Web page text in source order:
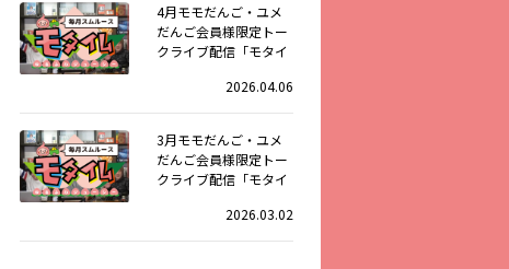
4月モモだんご・ユメ
だんご会員様限定トー
クライブ配信「モタイ
2026.04.06
3月モモだんご・ユメ
だんご会員様限定トー
クライブ配信「モタイ
2026.03.02